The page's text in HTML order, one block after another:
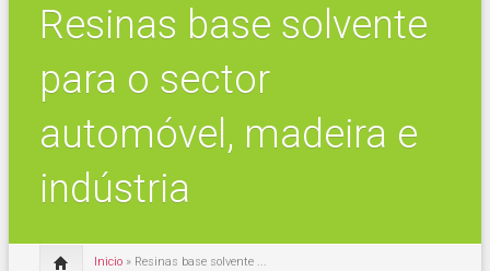
Resinas base solvente
para o sector
automóvel, madeira e
indústria
Inicio » Resinas base solvente ...